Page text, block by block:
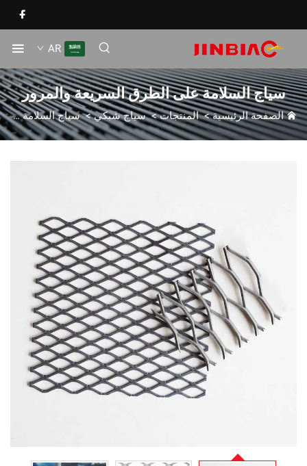
AR
سياج السلامة على الطرق السريعة والمرور
الصفحة الرئيسية>المنتجات>سياج شبكي>سياج السلامة على الطرق السريعة والمرور